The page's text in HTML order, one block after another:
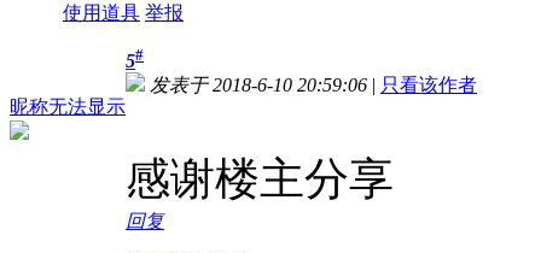
使用道具 举报
昵称无法显示
5#
发表于 2018-6-10 20:59:06 | 只看该作者
感谢楼主分享
回复